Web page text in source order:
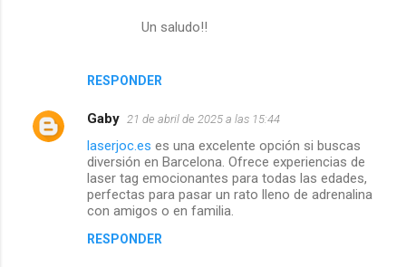
i
RESPONDER
Un saludo!!
Gaby 21 de abril de 2025 a las 15:44
laserjoc.es es una excelente opción si buscas
diversión en Barcelona. Ofrece experiencias de
laser tag emocionantes para todas las edades,
perfectas para pasar un rato lleno de adrenalina
con amigos o en familia.
RESPONDER